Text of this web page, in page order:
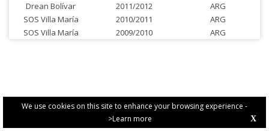
We use cookies on this site to enhance your browsing experience -
>Learn more
X
Drean Bolívar
2011/2012
ARG
SOS Villa María
2010/2011
ARG
SOS Villa María
2009/2010 ARG